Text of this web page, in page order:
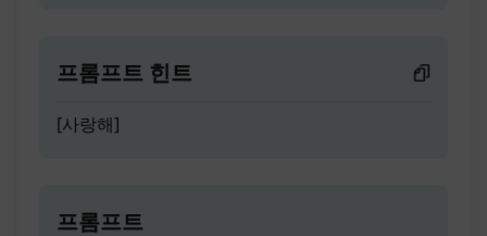
프롬프트 힌트
[사랑해]
프롬프트